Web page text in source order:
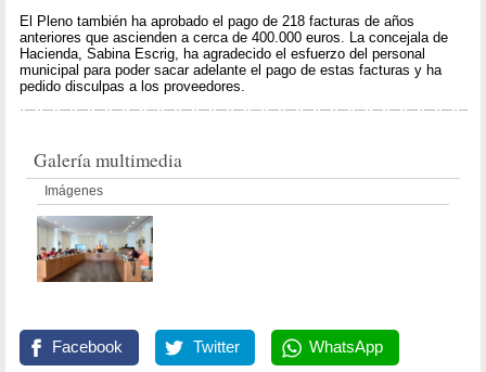
El Pleno también ha aprobado el pago de 218 facturas de años
anteriores que ascienden a cerca de 400.000 euros. La concejala de
Hacienda, Sabina Escrig, ha agradecido el esfuerzo del personal
municipal para poder sacar adelante el pago de estas facturas y ha
pedido disculpas a los proveedores.
Galería multimedia
Imágenes
Facebook Twitter WhatsApp